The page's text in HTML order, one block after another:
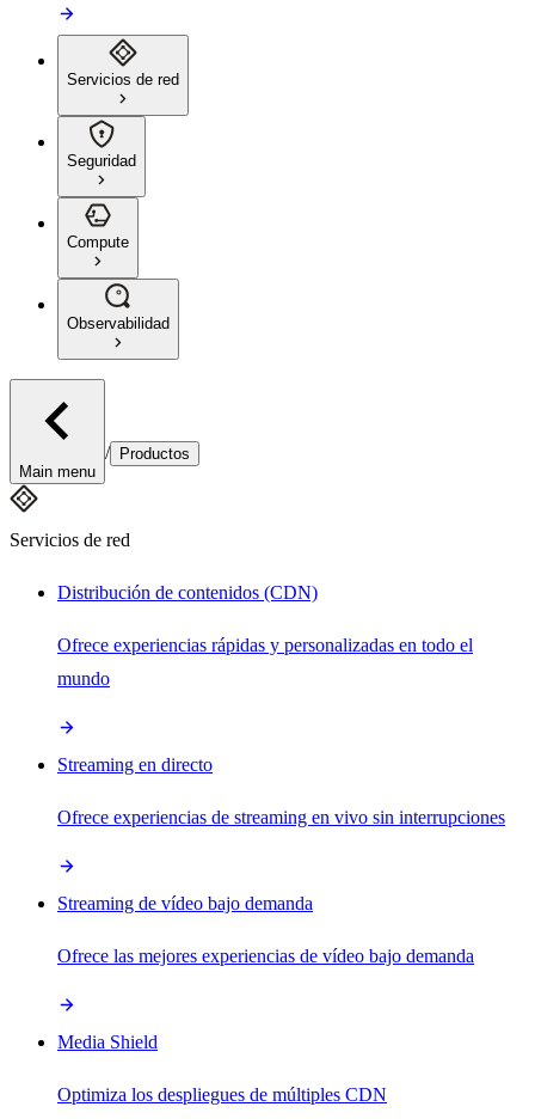
Servicios de red
Seguridad
Compute
Observabilidad
Main menu
/ Productos
Servicios de red
Distribución de contenidos (CDN)
Ofrece experiencias rápidas y personalizadas en todo el
mundo
Streaming en directo
Ofrece experiencias de streaming en vivo sin interrupciones
Streaming de vídeo bajo demanda
Ofrece las mejores experiencias de vídeo bajo demanda
Media Shield
Optimiza los despliegues de múltiples CDN